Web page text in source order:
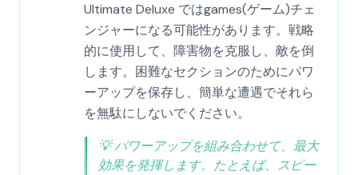
Ultimate Deluxe ではgames(ゲーム)チェ
ンジャーになる可能性があります。戦略
的に使用して、障害物を克服し、敵を倒
します。困難なセクションのためにパワ
ーアップを保存し、簡単な遭遇でそれら
を無駄にしないでください。
💡パワーアップを組み合わせて、最大
効果を発揮します。たとえば、スピー